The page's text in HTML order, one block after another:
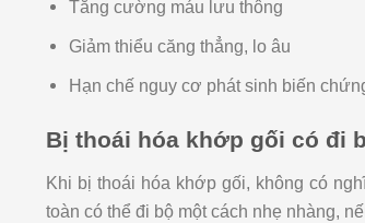
Tăng cường máu lưu thông
Giảm thiểu căng thẳng, lo âu
Hạn chế nguy cơ phát sinh biến
Bị thoái hóa khớp gối có đi
Khi bị thoái hóa khớp gối, không có
toàn có thể đi bộ một cách nhẹ nhàng,